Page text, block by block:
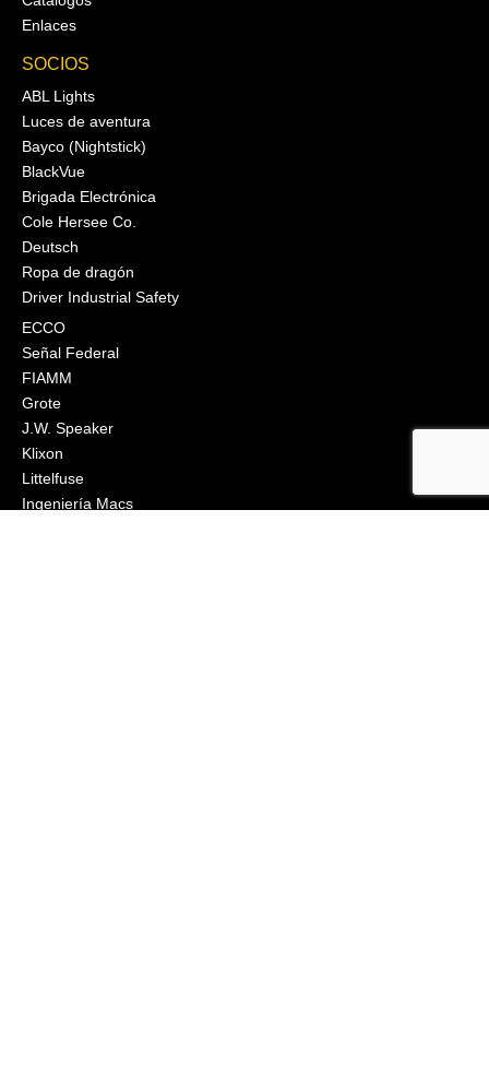
Enlaces
SOCIOS
ABL Lights
Luces de aventura
Bayco (Nightstick)
BlackVue
Brigada Electrónica
Cole Hersee Co.
Deutsch
Ropa de dragón
Driver Industrial Safety
ECCO
Señal Federal
FIAMM
Grote
J.W. Speaker
Klixon
Littelfuse
Ingeniería Macs